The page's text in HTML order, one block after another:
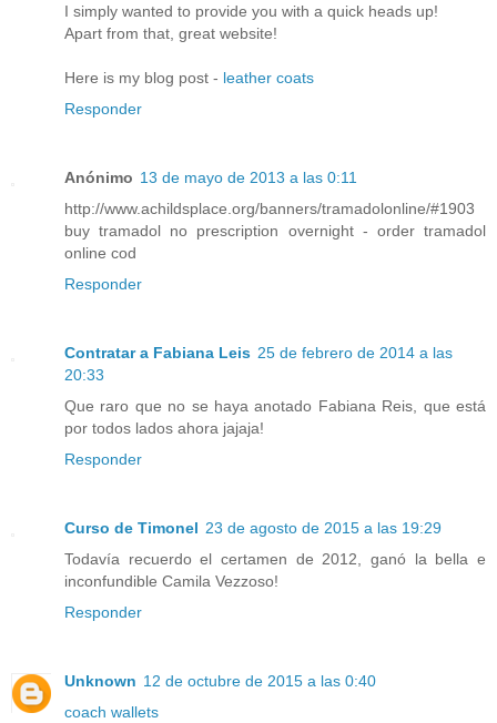
I simply wanted to provide you with a quick heads up!
Apart from that, great website!
Here is my blog post - leather coats
Responder
Anónimo 13 de mayo de 2013 a las 0:11
http://www.achildsplace.org/banners/tramadolonline/#1903
buy tramadol no prescription overnight - order tramadol
online cod
Responder
Contratar a Fabiana Leis 25 de febrero de 2014 a las
20:33
Que raro que no se haya anotado Fabiana Reis, que está
por todos lados ahora jajaja!
Responder
Curso de Timonel 23 de agosto de 2015 a las 19:29
Todavía recuerdo el certamen de 2012, ganó la bella e
inconfundible Camila Vezzoso!
Responder
Unknown 12 de octubre de 2015 a las 0:40
coach wallets